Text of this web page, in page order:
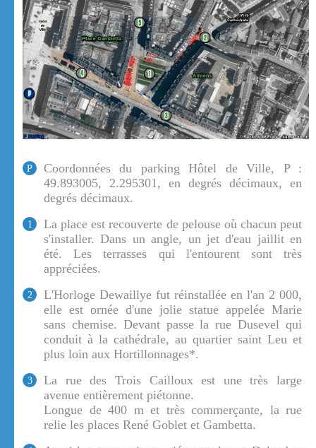
P
Coordonnées du parking Hôtel de Ville, P :
49.893005, 2.295301, en degrés décimaux, en
degrés décimaux.
1
La place est recouverte de pelouse où chacun peut
s'installer. Dans un angle, un jet d'eau jaillit en
été. Les terrasses qui l'entourent sont très
appréciées.
2
L'Horloge Dewaillye fut réinstallée en l'an 2 000,
elle est ornée d'une jolie statue appelée Marie
sans chemise. Devant passe la rue Dusevel qui
conduit à la cathédrale, au quartier saint Leu et
plus loin aux Hortillonnages*.
3
La rue des Trois Cailloux est une très large
avenue entièrement piétonne.
Longue de 400 m et très commerçante, la rue
relie les places René Goblet et Gambetta.